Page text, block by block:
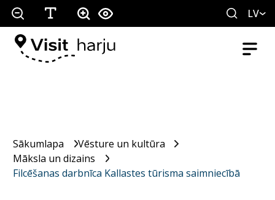
LV
Sākumlapa
Vēsture un kultūra
Māksla un dizains
Filcēšanas darbnīca Kallastes tūrisma saimniecībā